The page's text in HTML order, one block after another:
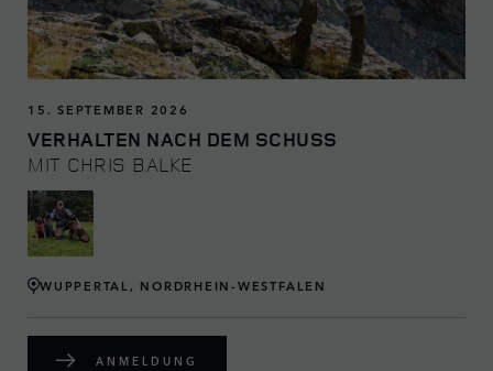
15. SEPTEMBER 2026
VERHALTEN NACH DEM SCHUSS
MIT CHRIS BALKE
WUPPERTAL, NORDRHEIN-WESTFALEN
ANMELDUNG